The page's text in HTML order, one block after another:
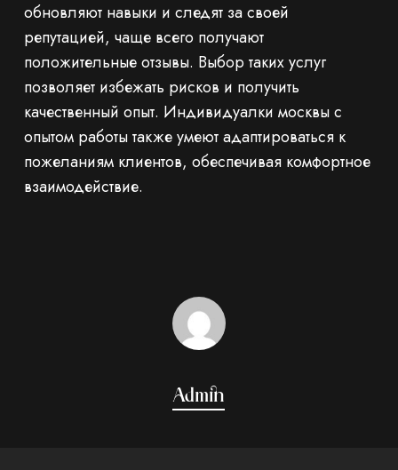
обновляют навыки и следят за своей
репутацией, чаще всего получают
положительные отзывы. Выбор таких услуг
позволяет избежать рисков и получить
качественный опыт. Индивидуалки москвы с
опытом работы также умеют адаптироваться к
пожеланиям клиентов, обеспечивая комфортное
взаимодействие.
Admin